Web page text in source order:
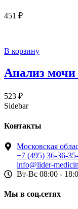
451 ₽
В корзину
Анализ
523 ₽
Sidebar
Контакты
Московская
+7 (495) 36-36-
info@lider-
Вт-Вс 08:00 -
Мы в соц.сетях